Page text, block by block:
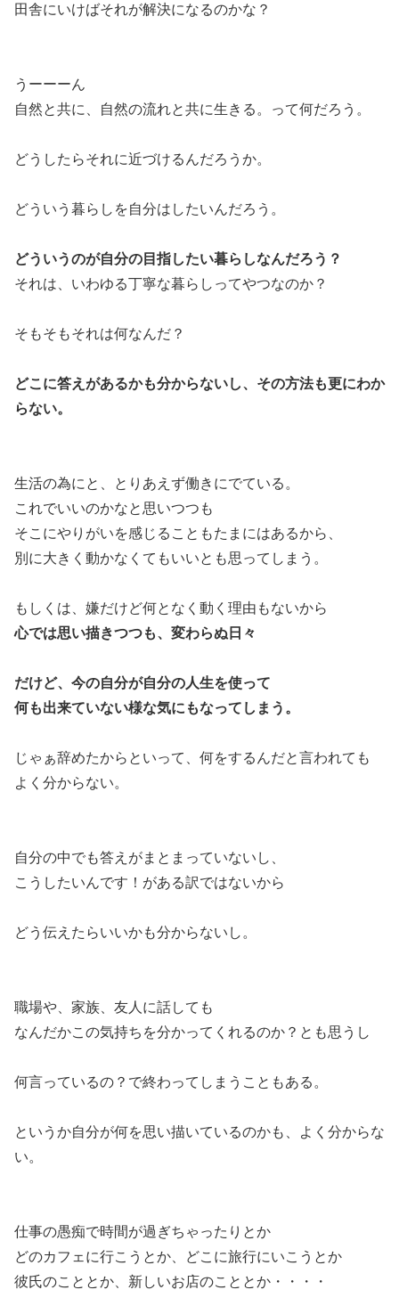
田舎にいけばそれが解決になるのかな？
うーーーん
自然と共に、自然の流れと共に生きる。って何だろう。
どうしたらそれに近づけるんだろうか。
どういう暮らしを自分はしたいんだろう。
どういうのが自分の目指したい暮らしなんだろう？
それは、いわゆる丁寧な暮らしってやつなのか？
そもそもそれは何なんだ？
どこに答えがあるかも分からないし、その方法も更にわか
らない。
生活の為にと、とりあえず働きにでている。
これでいいのかなと思いつつも
そこにやりがいを感じることもたまにはあるから、
別に大きく動かなくてもいいとも思ってしまう。
もしくは、嫌だけど何となく動く理由もないから
心では思い描きつつも、変わらぬ日々
だけど、今の自分が自分の人生を使って
何も出来ていない様な気にもなってしまう。
じゃぁ辞めたからといって、何をするんだと言われても
よく分からない。
自分の中でも答えがまとまっていないし、
こうしたいんです！がある訳ではないから
どう伝えたらいいかも分からないし。
職場や、家族、友人に話しても
なんだかこの気持ちを分かってくれるのか？とも思うし
何言っているの？で終わってしまうこともある。
というか自分が何を思い描いているのかも、よく分からな
い。
仕事の愚痴で時間が過ぎちゃったりとか
どのカフェに行こうとか、どこに旅行にいこうとか
彼氏のこととか、新しいお店のこととか・・・・